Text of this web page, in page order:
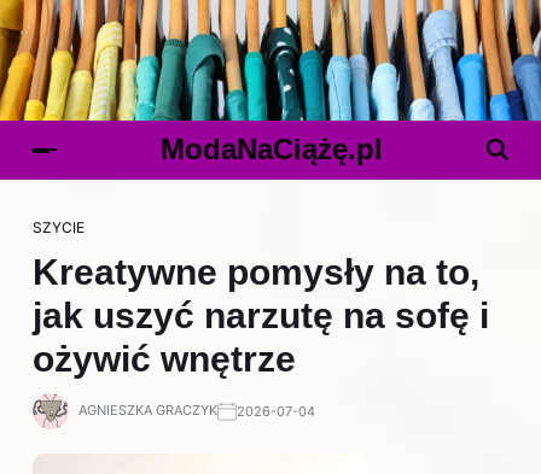
ModaNaCiążę.pl
SZYCIE
Kreatywne pomysły na to,
jak uszyć narzutę na sofę i
ożywić wnętrze
AGNIESZKA GRACZYK 2026-07-04